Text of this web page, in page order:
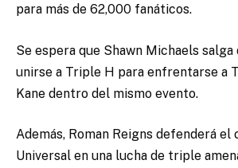
para más de 62,000 fanáticos.
Se espera que Shawn Michaels
unirse a Triple H para enfrentarse a
Kane dentro del mismo evento.
Además, Roman Reigns defenderá el
Universal en una lucha de triple